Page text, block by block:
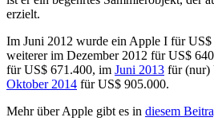
erzielt.
Im Juni 2012 wurde ein Apple I für
weiterer im Dezember 2012 für US$
für US$ 671.400, im Juni 2013 für (nur)
Oktober 2014 für US$ 905.000.
Mehr über Apple gibt es in diesem